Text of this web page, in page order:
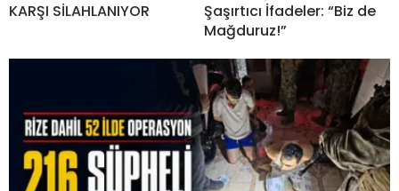
KARŞI SİLAHLANIYOR
Şaşırtıcı İfadeler: “Biz de
Mağduruz!”